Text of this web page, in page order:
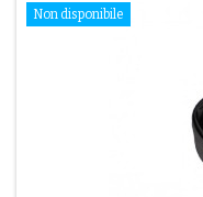
Non disponibile